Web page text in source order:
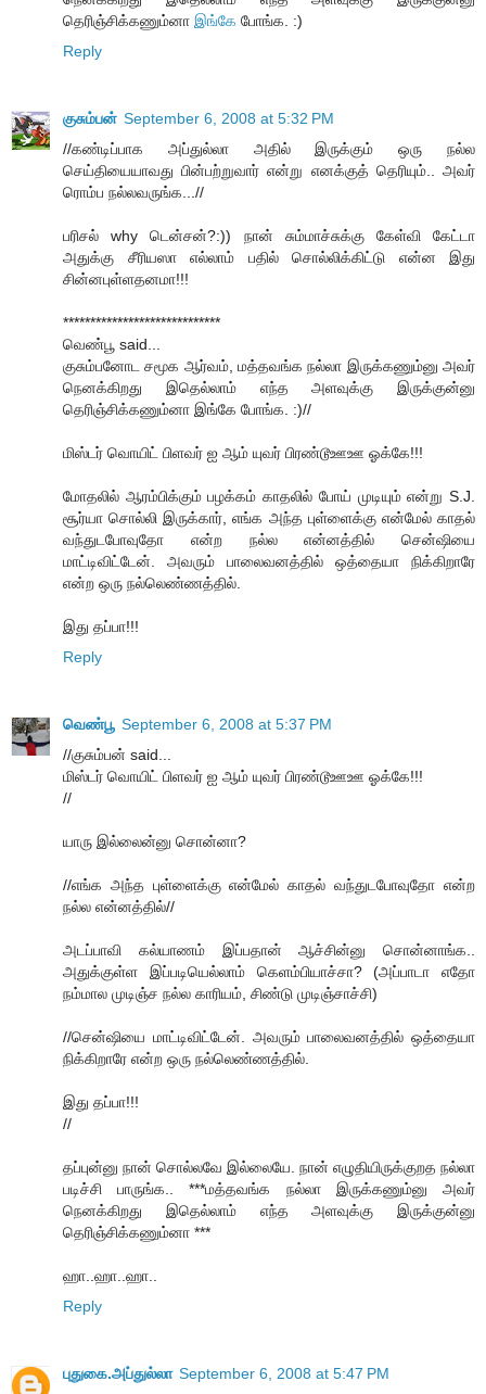
தெரிஞ்சிக்கணும்னா இங்கே போங்க. :)
Reply
குசும்பன் September 6, 2008 at 5:32 PM
//கண்டிப்பாக அப்துல்லா அதில் இருக்கும் ஒரு நல்ல
செய்தியையாவது பின்பற்றுவார் என்று எனக்குத் தெரியும்.. அவர்
ரொம்ப நல்லவருங்க...//
பரிசல் why டென்சன்?:)) நான் சும்மாச்சுக்கு கேள்வி கேட்டா
அதுக்கு சீரியஸா எல்லாம் பதில் சொல்லிக்கிட்டு என்ன இது
சின்னபுள்ளதனமா!!!
*****************************
வெண்பூ said...
குசும்பனோட சமூக ஆர்வம், மத்தவங்க நல்லா இருக்கணும்னு அவர்
நெனக்கிறது இதெல்லாம் எந்த அளவுக்கு இருக்குன்னு
தெரிஞ்சிக்கணும்னா இங்கே போங்க. :)//
மிஸ்டர் வொயிட் பிளவர் ஐ ஆம் யுவர் பிரண்டூஊஊ ஓக்கே!!!
மோதலில் ஆரம்பிக்கும் பழக்கம் காதலில் போய் முடியும் என்று S.J.
சூர்யா சொல்லி இருக்கார், எங்க அந்த புள்ளைக்கு என்மேல் காதல்
வந்துடபோவுதோ என்ற நல்ல என்னத்தில் சென்ஷியை
மாட்டிவிட்டேன். அவரும் பாலைவனத்தில் ஒத்தையா நிக்கிறாரே
என்ற ஒரு நல்லெண்ணத்தில்.
இது தப்பா!!!
Reply
வெண்பூ September 6, 2008 at 5:37 PM
//குசும்பன் said...
மிஸ்டர் வொயிட் பிளவர் ஐ ஆம் யுவர் பிரண்டூஊஊ ஓக்கே!!!
//
யாரு இல்லைன்னு சொன்னா?
//எங்க அந்த புள்ளைக்கு என்மேல் காதல் வந்துடபோவுதோ என்ற
நல்ல என்னத்தில்//
அடப்பாவி கல்யாணம் இப்பதான் ஆச்சின்னு சொன்னாங்க..
அதுக்குள்ள இப்படியெல்லாம் கெளம்பியாச்சா? (அப்பாடா எதோ
நம்மால முடிஞ்ச நல்ல காரியம், சிண்டு முடிஞ்சாச்சி)
//சென்ஷியை மாட்டிவிட்டேன். அவரும் பாலைவனத்தில் ஒத்தையா
நிக்கிறாரே என்ற ஒரு நல்லெண்ணத்தில்.
இது தப்பா!!!
//
தப்புன்னு நான் சொல்லவே இல்லையே. நான் எழுதியிருக்குறத நல்லா
படிச்சி பாருங்க.. ***மத்தவங்க நல்லா இருக்கணும்னு அவர்
நெனக்கிறது இதெல்லாம் எந்த அளவுக்கு இருக்குன்னு
தெரிஞ்சிக்கணும்னா ***
ஹா..ஹா..ஹா..
Reply
புதுகை.அப்துல்லா September 6, 2008 at 5:47 PM